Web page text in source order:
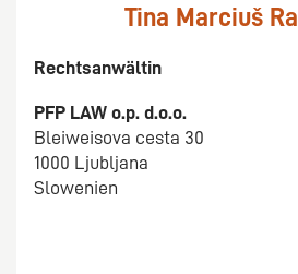
Tina Marciuš
Rechtsanwältin
PFP LAW o.p. d.o.o.
Bleiweisova cesta 30
1000 Ljubljana
Slowenien